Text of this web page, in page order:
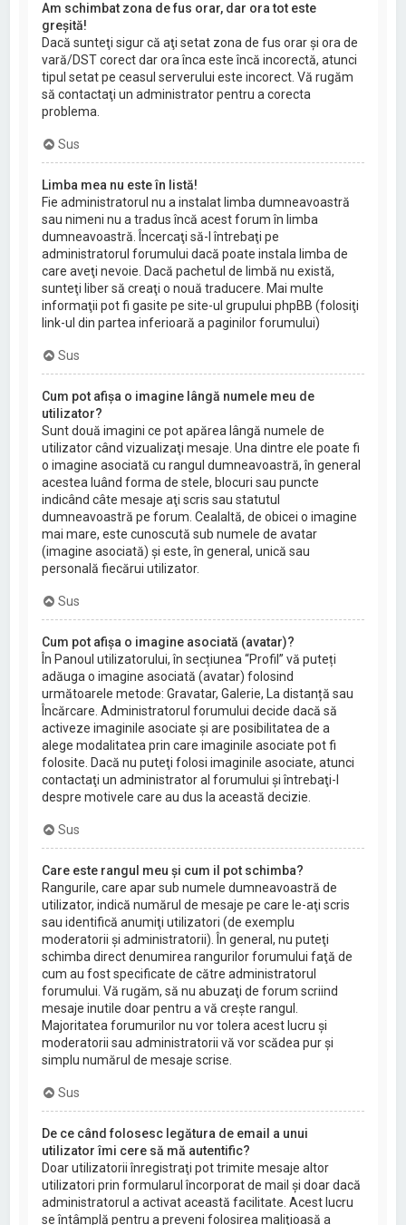
Am schimbat zona de fus orar, dar ora tot este
greşită!
Dacă sunteţi sigur că aţi setat zona de fus orar şi ora de
vară/DST corect dar ora înca este încă incorectă, atunci
tipul setat pe ceasul serverului este incorect. Vă rugăm
să contactaţi un administrator pentru a corecta
problema.
Sus
Limba mea nu este în listă!
Fie administratorul nu a instalat limba dumneavoastră
sau nimeni nu a tradus încă acest forum în limba
dumneavoastră. Încercaţi să-l întrebaţi pe
administratorul forumului dacă poate instala limba de
care aveţi nevoie. Dacă pachetul de limbă nu există,
sunteţi liber să creaţi o nouă traducere. Mai multe
informaţii pot fi gasite pe site-ul grupului phpBB (folosiţi
link-ul din partea inferioară a paginilor forumului)
Sus
Cum pot afişa o imagine lângă numele meu de
utilizator?
Sunt două imagini ce pot apărea lângă numele de
utilizator când vizualizaţi mesaje. Una dintre ele poate fi
o imagine asociată cu rangul dumneavoastră, în general
acestea luând forma de stele, blocuri sau puncte
indicând câte mesaje aţi scris sau statutul
dumneavoastră pe forum. Cealaltă, de obicei o imagine
mai mare, este cunoscută sub numele de avatar
(imagine asociată) şi este, în general, unică sau
personală fiecărui utilizator.
Sus
Cum pot afișa o imagine asociată (avatar)?
În Panoul utilizatorului, în secțiunea “Profil” vă puteți
adăuga o imagine asociată (avatar) folosind
următoarele metode: Gravatar, Galerie, La distanță sau
Încărcare. Administratorul forumului decide dacă să
activeze imaginile asociate şi are posibilitatea de a
alege modalitatea prin care imaginile asociate pot fi
folosite. Dacă nu puteţi folosi imaginile asociate, atunci
contactaţi un administrator al forumului şi întrebaţi-l
despre motivele care au dus la această decizie.
Sus
Care este rangul meu şi cum il pot schimba?
Rangurile, care apar sub numele dumneavoastră de
utilizator, indică numărul de mesaje pe care le-aţi scris
sau identifică anumiţi utilizatori (de exemplu
moderatorii şi administratorii). În general, nu puteţi
schimba direct denumirea rangurilor forumului faţă de
cum au fost specificate de către administratorul
forumului. Vă rugăm, să nu abuzaţi de forum scriind
mesaje inutile doar pentru a vă creşte rangul.
Majoritatea forumurilor nu vor tolera acest lucru şi
moderatorii sau administratorii vă vor scădea pur şi
simplu numărul de mesaje scrise.
Sus
De ce când folosesc legătura de email a unui
utilizator îmi cere să mă autentific?
Doar utilizatorii înregistraţi pot trimite mesaje altor
utilizatori prin formularul încorporat de mail şi doar dacă
administratorul a activat această facilitate. Acest lucru
se întâmplă pentru a preveni folosirea maliţioasă a